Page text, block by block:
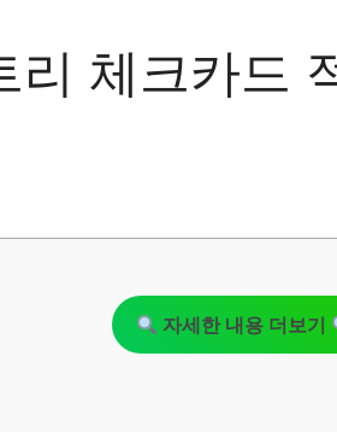
리 체크카드
자세한 내용 더보기